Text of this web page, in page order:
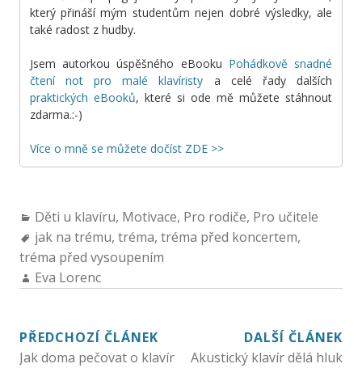
který přináší mým studentům nejen dobré výsledky, ale
také radost z hudby.
Jsem autorkou úspěšného eBooku Pohádkově snadné
čtení not pro malé klavíristy a celé řady dalších
praktických eBooků, které si ode mě můžete stáhnout
zdarma.:-)
Více o mně se můžete dočíst ZDE >>
Děti u klavíru, Motivace, Pro rodiče, Pro učitele
jak na trému, tréma, tréma před koncertem,
tréma před vysoupením
Eva Lorenc
PŘEDCHOZÍ ČLÁNEK
Jak doma pečovat o klavír
DALŠÍ ČLÁNEK
Akustický klavír dělá hluk